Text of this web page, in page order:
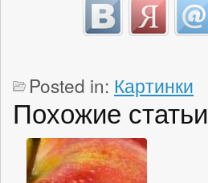
Posted in: Картинки
Похожие статьи